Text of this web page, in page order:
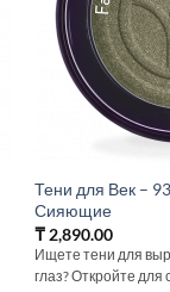
Тени для Век –
Сияющие
₸ 2,890.00
Ищете тени для
глаз? Откройте для